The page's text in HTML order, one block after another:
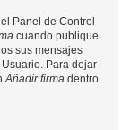
Panel de Control
cuando publique
sus mensajes
Para dejar
Añadir firma dentro